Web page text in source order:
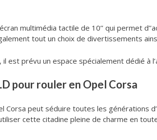
multimédia tactile de 10’’ qui permet
tout un choix de divertissements
, il est prévu un espace spécialement dédié à
pour rouler en Opel Corsa
Corsa peut séduire toutes les générations
cette citadine pleine de charme en